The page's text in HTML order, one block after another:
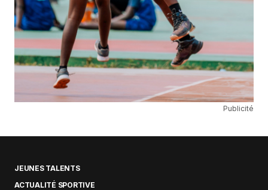
Publicité
JEUNES TALENTS
ACTUALITÉ SPORTIVE